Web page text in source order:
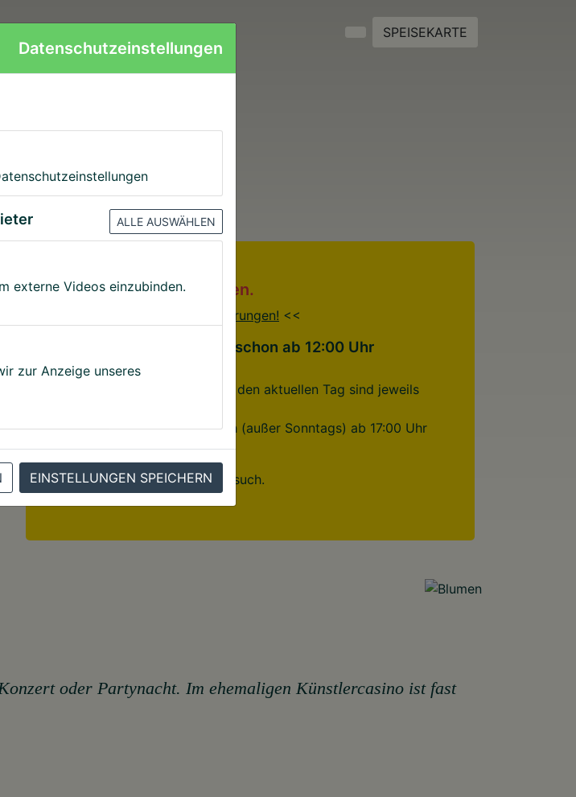
Jetzt online reservieren.
Hier klicken für Reservierungen! <<
Wir haben am 15.08.26 schon ab 12:00 Uhr
geöffnet!
Hinweis: Reservierungen für den aktuellen Tag sind jeweils
Unser Restaurant hat täglich (außer Sonntags) ab 17:00 Uhr
für Euch geöffnet.
Wir freuen uns auf Euren Besuch.
SPEISEKARTE
oder Partynacht. Im ehemaligen Künstlercasino ist fast
Datenschutzeinstellungen
ALLE AUSWÄHLEN
externe Videos einzubinden.
zur Anzeige unseres
EINSTELLUNGEN SPEICHERN